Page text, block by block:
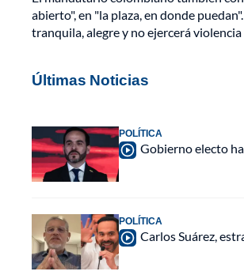
abierto", en "la plaza, en donde
tranquila, alegre y no ejercerá
Últimas Noticias
POLÍTICA
Gobierno electo
POLÍTICA
Carlos Suárez,